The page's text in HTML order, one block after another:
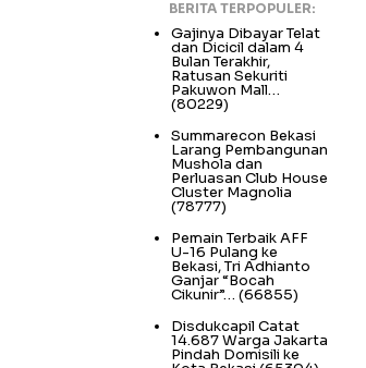
BERITA TERPOPULER:
Gajinya Dibayar Telat
dan Dicicil dalam 4
Bulan Terakhir,
Ratusan Sekuriti
Pakuwon Mall…
(80229)
Summarecon Bekasi
Larang Pembangunan
Mushola dan
Perluasan Club House
Cluster Magnolia
(78777)
Pemain Terbaik AFF
U-16 Pulang ke
Bekasi, Tri Adhianto
Ganjar “Bocah
Cikunir”… (66855)
Disdukcapil Catat
14.687 Warga Jakarta
Pindah Domisili ke